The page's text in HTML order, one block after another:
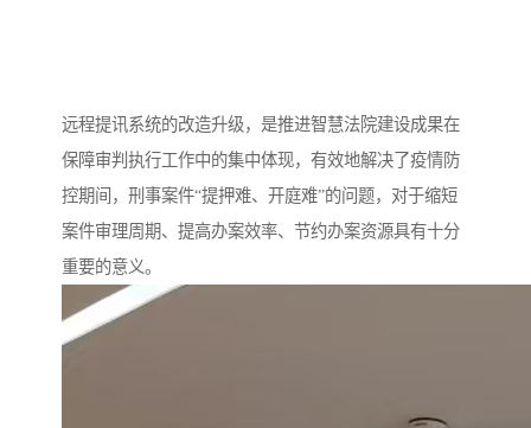
远程提讯系统的改造升级，是推进智慧法院建设成果在
保障审判执行工作中的集中体现，有效地解决了疫情防
控期间，刑事案件“提押难、开庭难”的问题，对于缩短
案件审理周期、提高办案效率、节约办案资源具有十分
重要的意义。